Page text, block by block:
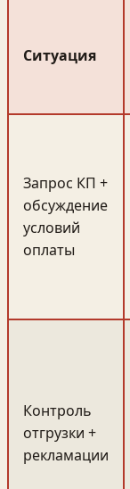
Ситуация
Запрос КП +
обсуждение
условий
оплаты
Контроль
отгрузки +
рекламации